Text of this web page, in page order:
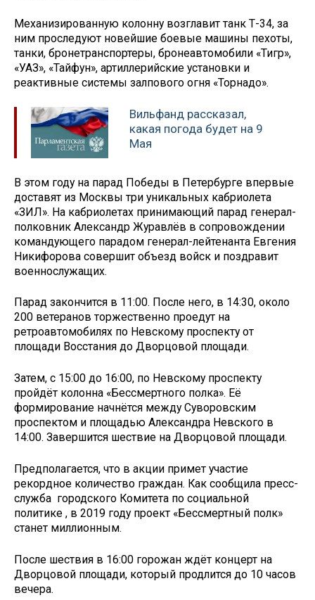
Механизированную колонну возглавит танк Т-34, за
ним проследуют новейшие боевые машины пехоты,
танки, бронетранспортеры, бронеавтомобили «Тигр»,
«УАЗ», «Тайфун», артиллерийские установки и
реактивные системы залпового огня «Торнадо».
Вильфанд рассказал,
какая погода будет на 9
Мая
В этом году на парад Победы в Петербурге впервые
доставят из Москвы три уникальных кабриолета
«ЗИЛ». На кабриолетах принимающий парад генерал-
полковник Александр Журавлёв в сопровождении
командующего парадом генерал-лейтенанта Евгения
Никифорова совершит объезд войск и поздравит
военнослужащих.
Парад закончится в 11:00. После него, в 14:30, около
200 ветеранов торжественно проедут на
ретроавтомобилях по Невскому проспекту от
площади Восстания до Дворцовой площади.
Затем, с 15:00 до 16:00, по Невскому проспекту
пройдёт колонна «Бессмертного полка». Её
формирование начнётся между Суворовским
проспектом и площадью Александра Невского в
14:00. Завершится шествие на Дворцовой площади.
Предполагается, что в акции примет участие
рекордное количество граждан. Как сообщила пресс-
служба городского Комитета по социальной
политике , в 2019 году проект «Бессмертный полк»
станет миллионным.
После шествия в 16:00 горожан ждёт концерт на
Дворцовой площади, который продлится до 10 часов
вечера.